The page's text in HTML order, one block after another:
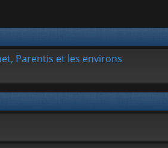
Parentis et les environs